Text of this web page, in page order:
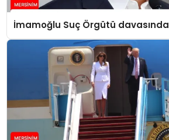
İmamoğlu Suç Örgütü